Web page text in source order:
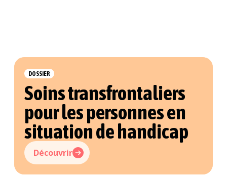
DOSSIER
Soins transfrontaliers
pour les personnes en
situation de handicap
Découvrir